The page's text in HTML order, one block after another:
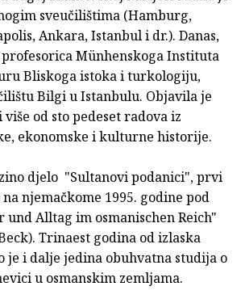
sveučilištima (Hamburg,
Ankara, Istanbul i dr.). Danas,
Münhenskoga Instituta
Bliskoga istoka i turkologiju,
Bilgi u Istanbulu. Objavila je
od sto pedeset radova iz
ekonomske i kulturne historije.
djelo "Sultanovi podanici", prvi
njemačkome 1995. godine pod
Alltag im osmanischen Reich"
Trinaest godina od izlaska
je i dalje jedina obuhvatna studija o
u osmanskim zemljama.